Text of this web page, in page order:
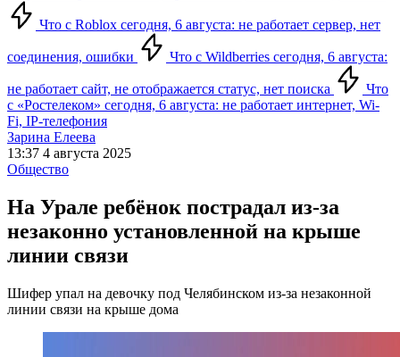
Что с Roblox сегодня, 6 августа: не работает сервер, нет
соединения, ошибки Что с Wildberries сегодня, 6 августа:
не работает сайт, не отображается статус, нет поиска
Что
с «Ростелеком» сегодня, 6 августа: не работает интернет, Wi-
Fi, IP-телефония
Зарина Елеева
13:37 4 августа 2025
Общество
На Урале ребёнок пострадал из-за
незаконно установленной на крыше
линии связи
Шифер упал на девочку под Челябинском из-за незаконной
линии связи на крыше дома